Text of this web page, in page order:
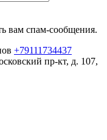
вам спам-сообщения.
+79111734437
пр-кт, д. 107,